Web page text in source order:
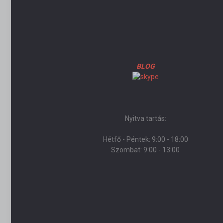
BLOG
Nyitva tartás:
Hétfő - Péntek: 9:00 - 18:00
Szombat: 9:00 - 13:00